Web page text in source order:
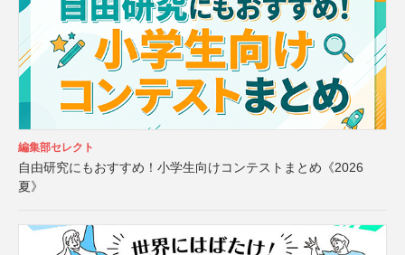
編集部セレクト
自由研究にもおすすめ！小学生向けコンテストまとめ《2026
夏》